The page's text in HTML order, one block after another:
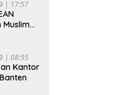
| 17:57
Muslim
| 08:55
Kantor